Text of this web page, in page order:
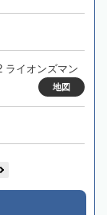
ライオンズマン
地図